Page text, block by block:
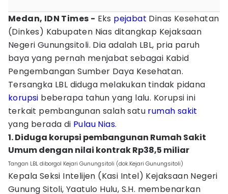
Medan, IDN Times - Eks pejabat Dinas Kesehatan
(Dinkes) Kabupaten Nias ditangkap Kejaksaan
Negeri Gunungsitoli. Dia adalah LBL, pria paruh
baya yang pernah menjabat sebagai Kabid
Pengembangan Sumber Daya Kesehatan.
Tersangka LBL diduga melakukan tindak pidana
korupsi beberapa tahun yang lalu. Korupsi ini
terkait pembangunan salah satu rumah sakit
yang berada di Pulau Nias.
1. Diduga korupsi pembangunan Rumah Sakit
Umum dengan nilai kontrak Rp38,5 miliar
Tangan LBL diborgol Kejari Gunungsitoli (dok.Kejari Gunungsitoli)
Kepala Seksi Intelijen (Kasi Intel) Kejaksaan Negeri
Gunung Sitoli, Yaatulo Hulu, S.H. membenarkan